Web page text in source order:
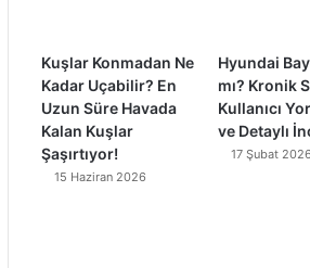
Kuşlar Konmadan Ne
Kadar Uçabilir? En
Uzun Süre Havada
Kalan Kuşlar
Şaşırtıyor!
15 Haziran 2026
Hyundai
mı? Kronik
Kullanıcı
ve Detaylı
17 Şubat 2026